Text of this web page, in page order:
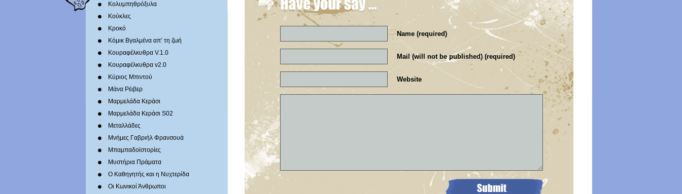
Κολυμπηθρόξυλα
Κούκλες
Κροκό
Κόμικ Βγαλμένα απ’ τη ζωή
Κουραφέλκυθρα V.1.0
Κουραφέλκυθρα v2.0
Κύριος Μπιντού
Μάνα Ρέιβερ
Μαρμελάδα Κεράσι
Μαρμελάδα Κεράσι S02
Μεταλλάδες
Mνήμες Γαβριήλ Φρανσουά
Μπαμπαδοϊστορίες
Μυστήρια Πράματα
Ο Καθηγητής και η Νυχτερίδα
Οι Κωνικοί Άνθρωποι
Name (required)
Mail (will not be published) (required)
Website